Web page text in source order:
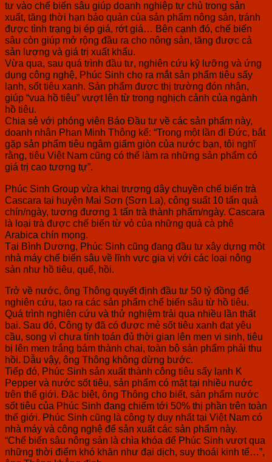
tư vào chế biến sâu giúp doanh nghiệp tự chủ trong sản
xuất, tăng thời hạn bảo quản của sản phẩm nông sản, tránh
được tình trạng bị ép giá, rớt giá… Bên cạnh đó, chế biến
sâu còn giúp mở rộng đầu ra cho nông sản, tăng được cả
sản lượng và giá trị xuất khẩu.
Vừa qua, sau quá trình đầu tư, nghiên cứu kỹ lưỡng và ứng
dụng công nghệ, Phúc Sinh cho ra mắt sản phẩm tiêu sấy
lạnh, sốt tiêu xanh. Sản phẩm được thị trường đón nhận,
giúp “vua hồ tiêu” vượt lên từ trong nghịch cảnh của ngành
hồ tiêu.
Chia sẻ với phóng viên Báo Đầu tư về các sản phẩm này,
doanh nhân Phan Minh Thông kể: “Trong một lần đi Đức, bắt
gặp sản phẩm tiêu ngâm giấm giòn của nước bạn, tôi nghĩ
rằng, tiêu Việt Nam cũng có thể làm ra những sản phẩm có
giá trị cao tương tự”.
Phúc Sinh Group vừa khai trương dây chuyền chế biến trà
Cascara tại huyện Mai Sơn (Sơn La), công suất 10 tấn quả
chín/ngày, tương đương 1 tấn trà thành phẩm/ngày. Cascara
là loại trà được chế biến từ vỏ của những quả cà phê
Arabica chín mọng.
Tại Bình Dương, Phúc Sinh cũng đang đầu tư xây dựng một
nhà máy chế biến sâu về lĩnh vực gia vị với các loại nông
sản như hồ tiêu, quế, hồi.
Trở về nước, ông Thông quyết định đầu tư 50 tỷ đồng để
nghiên cứu, tạo ra các sản phẩm chế biến sâu từ hồ tiêu.
Quá trình nghiên cứu và thử nghiệm trải qua nhiều lần thất
bại. Sau đó, Công ty đã có được mẻ sốt tiêu xanh đạt yêu
cầu, song vì chưa tính toán đủ thời gian lên men vi sinh, tiêu
bị lên men trắng bám thành chai, toàn bộ sản phẩm phải thu
hồi. Dẫu vậy, ông Thông không dừng bước.
Tiếp đó, Phúc Sinh sản xuất thành công tiêu sấy lạnh K
Pepper và nước sốt tiêu, sản phẩm có mặt tại nhiều nước
trên thế giới. Đặc biệt, ông Thông cho biết, sản phẩm nước
sốt tiêu của Phúc Sinh đang chiếm tới 50% thị phần trên toàn
thế giới. Phúc Sinh cũng là công ty duy nhất tại Việt Nam có
nhà máy và công nghệ để sản xuất các sản phẩm này.
“Chế biến sâu nông sản là chìa khóa để Phúc Sinh vượt qua
những thời điểm khó khăn như đại dịch, suy thoái kinh tế…”,